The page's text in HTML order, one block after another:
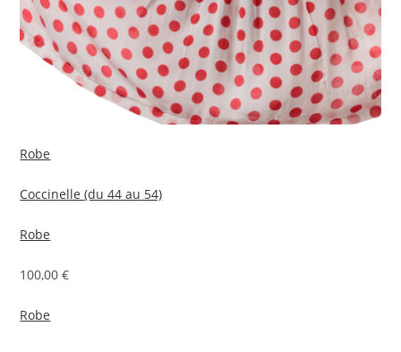
Robe
Coccinelle (du 44 au 54)
Robe
100,00 €
Robe